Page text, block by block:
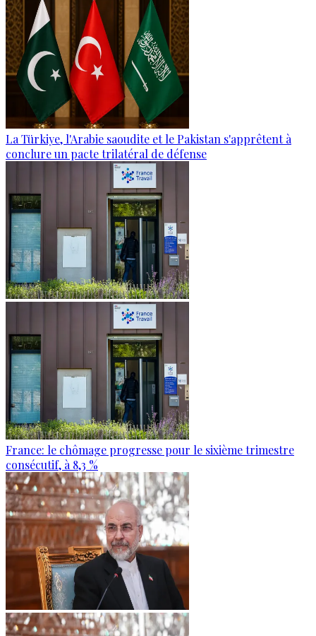
La Türkiye, l'Arabie saoudite et le Pakistan s'apprêtent à
conclure un pacte trilatéral de défense
France: le chômage progresse pour le sixième trimestre
consécutif, à 8,3 %